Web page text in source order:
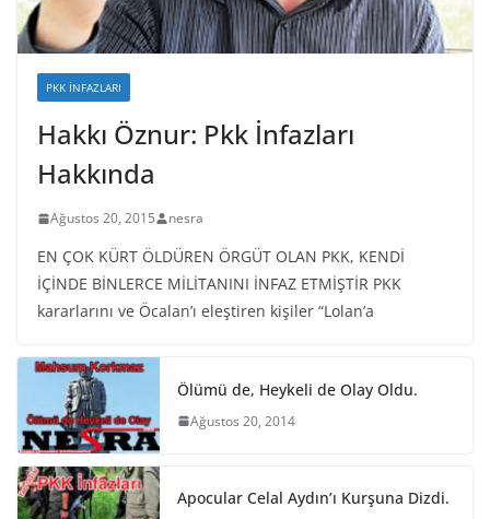
PKK İNFAZLARI
Hakkı Öznur: Pkk İnfazları
Hakkında
Ağustos 20, 2015 nesra
EN ÇOK KÜRT ÖLDÜREN ÖRGÜT OLAN PKK, KENDİ
İÇİNDE BİNLERCE MİLİTANINI İNFAZ ETMİŞTİR PKK
kararlarını ve Öcalan’ı eleştiren kişiler “Lolan’a
Ölümü de, Heykeli de Olay Oldu.
Ağustos 20, 2014
Apocular Celal Aydın’ı Kurşuna Dizdi.